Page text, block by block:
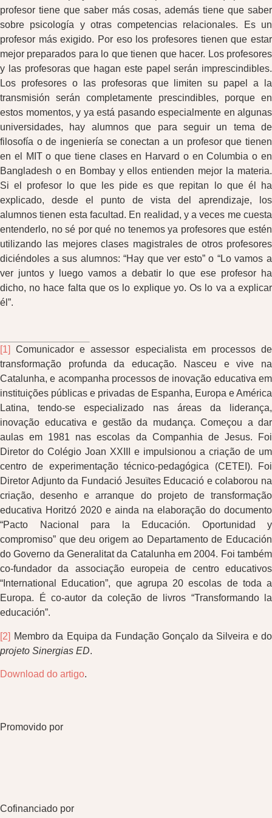
profesor tiene que saber más cosas, además tiene que saber
sobre psicología y otras competencias relacionales. Es un
profesor más exigido. Por eso los profesores tienen que estar
mejor preparados para lo que tienen que hacer. Los profesores
y las profesoras que hagan este papel serán imprescindibles.
Los profesores o las profesoras que limiten su papel a la
transmisión serán completamente prescindibles, porque en
estos momentos, y ya está pasando especialmente en algunas
universidades, hay alumnos que para seguir un tema de
filosofía o de ingeniería se conectan a un profesor que tienen
en el MIT o que tiene clases en Harvard o en Columbia o en
Bangladesh o en Bombay y ellos entienden mejor la materia.
Si el profesor lo que les pide es que repitan lo que él ha
explicado, desde el punto de vista del aprendizaje, los
alumnos tienen esta facultad. En realidad, y a veces me cuesta
entenderlo, no sé por qué no tenemos ya profesores que estén
utilizando las mejores clases magistrales de otros profesores
diciéndoles a sus alumnos: “Hay que ver esto” o “Lo vamos a
ver juntos y luego vamos a debatir lo que ese profesor ha
dicho, no hace falta que os lo explique yo. Os lo va a explicar
él”.
[1]
Comunicador e assessor especialista em processos de
transformação profunda da educação. Nasceu e vive na
Catalunha, e acompanha processos de inovação educativa em
instituições públicas e privadas de Espanha, Europa e América
Latina, tendo-se especializado nas áreas da liderança,
inovação educativa e gestão da mudança. Começou a dar
aulas em 1981 nas escolas da Companhia de Jesus. Foi
Diretor do Colégio Joan XXIII e impulsionou a criação de um
centro de experimentação técnico-pedagógica (CETEI). Foi
Diretor Adjunto da Fundació Jesuïtes Educació e colaborou na
criação, desenho e arranque do projeto de transformação
educativa Horitzó 2020 e ainda na elaboração do documento
“Pacto Nacional para la Educación. Oportunidad y
compromiso” que deu origem ao Departamento de Educación
do Governo da Generalitat da Catalunha em 2004. Foi também
co-fundador da associação europeia de centro educativos
“International Education”, que agrupa 20 escolas de toda a
Europa. É co-autor da coleção de livros “Transformando la
educación”.
[2] Membro da Equipa da Fundação Gonçalo da Silveira e do
projeto Sinergias ED.
Download do artigo.
Promovido por
Cofinanciado por